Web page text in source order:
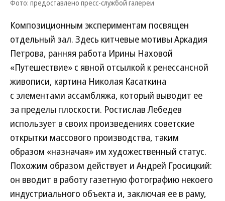
Фото: предоставлено пресс-службой галереи
Композиционным экспериментам посвящен
отдельный зал. Здесь китчевые мотивы Аркадия
Петрова, ранняя работа Ирины Наховой
«Путешествие» с явной отсылкой к ренессансной
живописи, картина Николая Касаткина
с элементами ассамбляжа, который выводит ее
за пределы плоскости. Ростислав Лебедев
использует в своих произведениях советские
открытки массового производства, таким
образом «назначая» им художественный статус.
Похожим образом действует и Андрей Гросицкий:
он вводит в работу газетную фотографию некоего
индустриального объекта и, заключая ее в раму,